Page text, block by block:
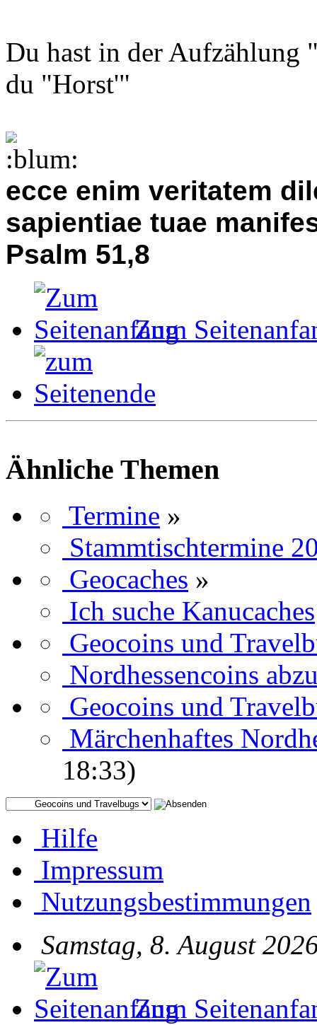
Du hast in der Aufzählung
du "Horst'"
ecce enim veritatem
sapientiae tuae
Psalm 51,8
Zum
Ähnliche Themen
Termine »
Stammtischtermine
Geocaches »
Ich suche Kanucaches
Geocoins und
Nordhessencoins
Geocoins und
Märchenhaftes
18:33)
Hilfe
Impressum
Nutzungsbestimmungen
Samstag, 8. August
Zum